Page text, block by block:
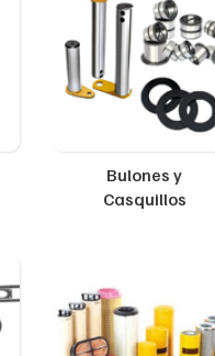
Bulones y
Casquillos